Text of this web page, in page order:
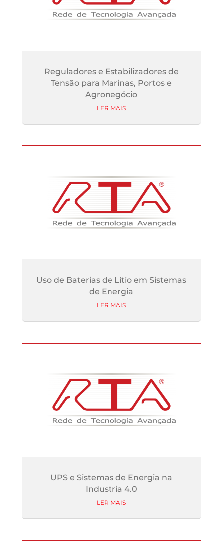
Reguladores e Estabilizadores de
Tensão para Marinas, Portos e
Agronegócio
ler mais
Uso de Baterias de Lítio em Sistemas
de Energia
ler mais
UPS e Sistemas de Energia na
Industria 4.0
ler mais